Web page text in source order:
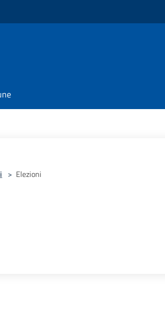
> Elezioni